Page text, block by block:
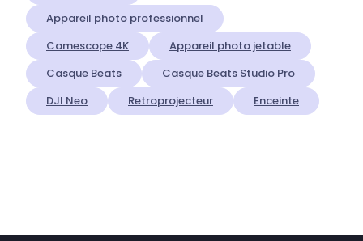
Appareil photo professionnel
Camescope 4K
Appareil photo jetable
Casque Beats
Casque Beats Studio Pro
DJI Neo
Retroprojecteur Enceinte